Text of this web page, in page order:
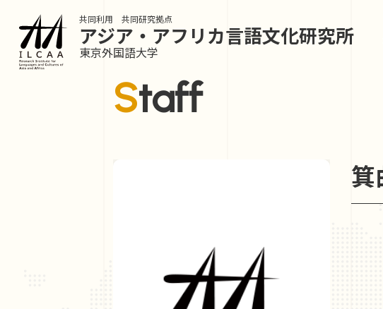
共同利用 共同研究拠点
アジア・アフリカ言語文化研究所
東京外国語大学
Staff
箕